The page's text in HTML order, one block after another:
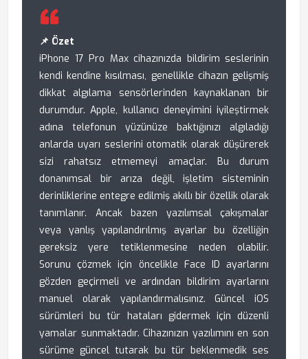
📌 Özet
iPhone 17 Pro Max cihazınızda bildirim seslerinin
kendi kendine kısılması, genellikle cihazın gelişmiş
dikkat algılama sensörlerinden kaynaklanan bir
durumdur. Apple, kullanıcı deneyimini iyileştirmek
adına telefonun yüzünüze baktığınızı algıladığı
anlarda uyarı seslerini otomatik olarak düşürerek
sizi rahatsız etmemeyi amaçlar. Bu durum
donanımsal bir arıza değil, işletim sisteminin
derinliklerine entegre edilmiş akıllı bir özellik olarak
tanımlanır. Ancak bazen yazılımsal çakışmalar
veya yanlış yapılandırılmış ayarlar bu özelliğin
gereksiz yere tetiklenmesine neden olabilir.
Sorunu çözmek için öncelikle Face ID ayarlarını
gözden geçirmeli ve ardından bildirim ayarlarını
manuel olarak yapılandırmalısınız. Güncel iOS
sürümleri bu tür hataları gidermek için düzenli
yamalar sunmaktadır. Cihazınızın yazılımını en son
sürüme güncel tutarak bu tür beklenmedik ses